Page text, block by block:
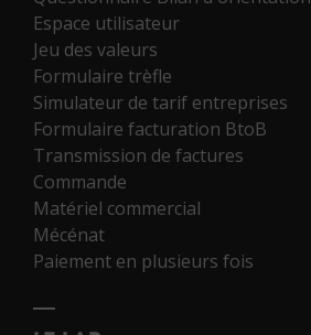
Espace utilisateur
Jeu des valeurs
Formulaire trèfle
Simulateur de tarif entreprises
Formulaire facturation BtoB
Transmission de factures
Commande
Matériel commercial
Mécénat
Paiement en plusieurs fois